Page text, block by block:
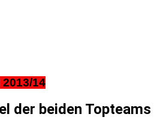
14
der beiden Topteams